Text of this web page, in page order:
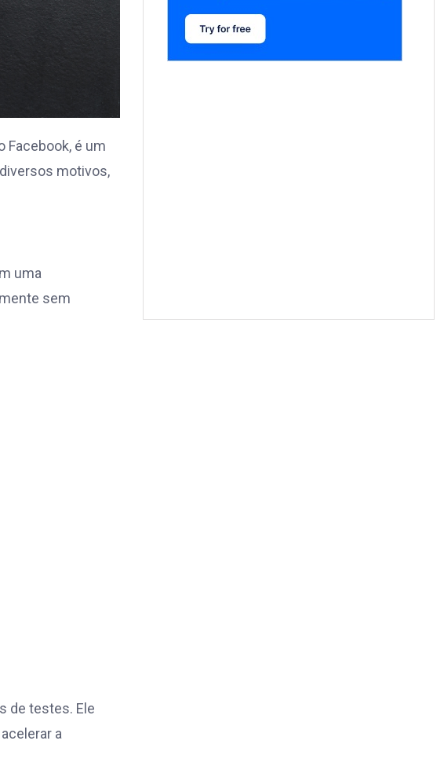
Facebook, é um
motivos,
uma
sem
de testes. Ele
a